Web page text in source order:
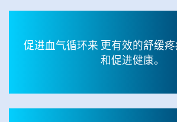
促进血气循环来 更有效的舒缓
和促进健康。